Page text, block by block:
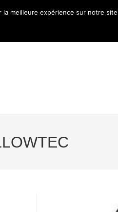
NOUS
meilleure expérience sur notre